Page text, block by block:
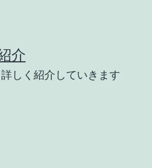
介
しく紹介していきます